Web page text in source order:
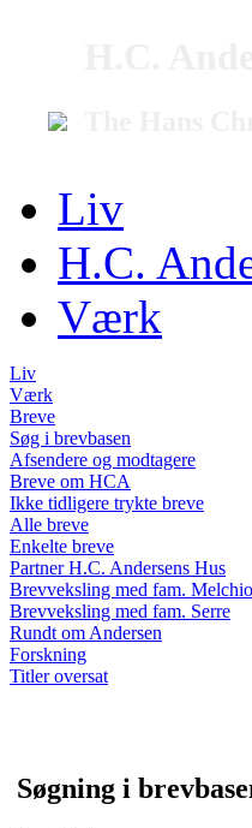
Liv
H.C.
Værk
Liv
Værk
Breve
Søg i brevbasen
Afsendere og modtagere
Breve om HCA
Ikke tidligere trykte breve
Alle breve
Enkelte breve
Partner H.C. Andersens Hus
Brevveksling med fam.
Brevveksling med fam. Serre
Rundt om Andersen
Forskning
Titler oversat
Søgning i